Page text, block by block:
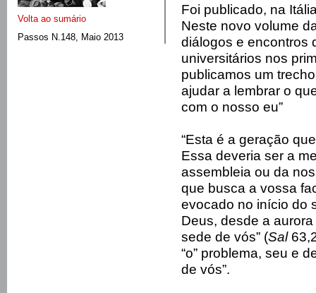
Volta ao sumário
Passos N.148, Maio 2013
Foi publicado, na
Neste novo volume
diálogos e encontros
universitários nos
publicamos um
ajudar a lembrar o
com o nosso eu”
“Esta é a geração
Essa deveria ser a
assembleia ou da
que busca a vossa
evocado no início do
Deus, desde a
sede de vós” (Sal
“o” problema, seu e
de vós”.